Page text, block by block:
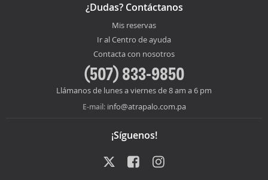
¿Dudas? Contáctanos
Mis reservas
Ir al Centro de ayuda
Contacta con nosotros
(507) 833-9850
Llámanos de lunes a viernes de 8 am a 6 pm
E-mail: info@atrapalo.com.pa
¡Síguenos!